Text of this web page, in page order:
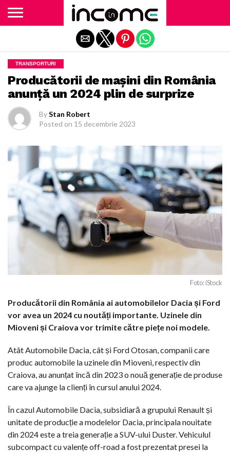
TRANSPORTURI
Producătorii de mașini din România
anunță un 2024 plin de surprize
ByStan Robert
Posted on 15 decembrie 2023
Foto: iStock
Producătorii din România ai automobilelor Dacia și Ford
vor avea un 2024 cu noutăți importante. Uzinele din
Mioveni și Craiova vor trimite către piețe noi modele.
Atât Automobile Dacia, cât și Ford Otosan, companii care
produc automobile la uzinele din Mioveni, respectiv din
Craiova, au anunțat încă din 2023 o nouă generație de produse
care va ajunge la clienți în cursul anului 2024.
În cazul Automobile Dacia, subsidiară a grupului Renault și
unitate de producție a modelelor Dacia, principala nouitate
din 2024 este a treia generație a SUV-ului Duster. Vehiculul
subcompact cu valențe off-road a fost prezentat presei la
Exit mobile version